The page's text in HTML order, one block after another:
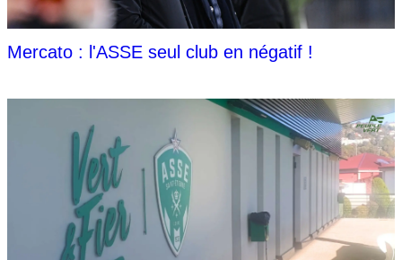
Mercato : l'ASSE seul club en négatif !